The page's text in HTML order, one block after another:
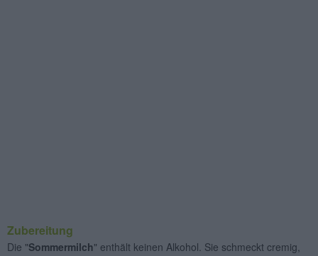
Zubereitung
Die "Sommermilch" enthält keinen Alkohol. Sie schmeckt cremig,